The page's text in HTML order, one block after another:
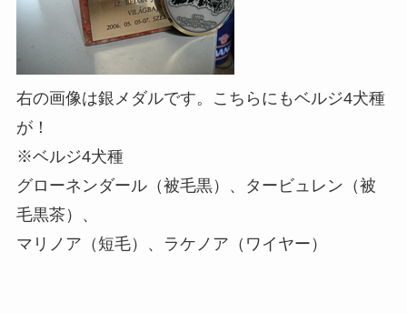
右の画像は銀メダルです。こちらにもベルジ4犬種
が！
※ベルジ4犬種
グローネンダール（被毛黒）、タービュレン（被
毛黒茶）、
マリノア（短毛）、ラケノア（ワイヤー）